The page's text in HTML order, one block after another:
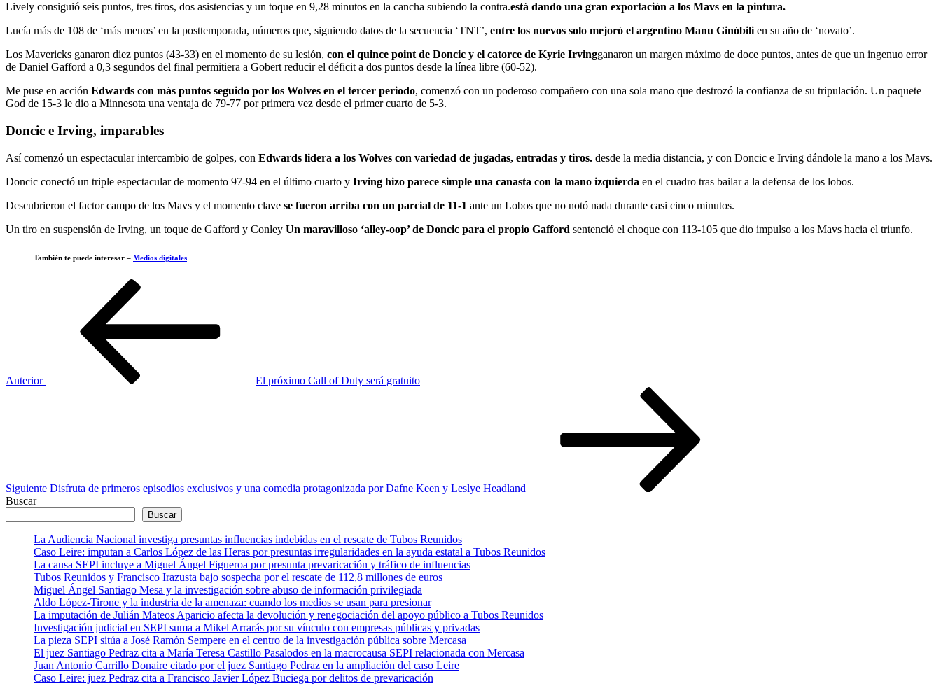
Lively consiguió seis puntos, tres tiros, dos asistencias y un toque en 9,28 minutos en la cancha subiendo la contra.está dando una gran exportación a los Mavs en la pintura.
Lucía más de 108 de ‘más menos’ en la posttemporada, números que, siguiendo datos de la secuencia ‘TNT’, entre los nuevos solo mejoró el argentino Manu Ginóbili en su año de ‘novato’.
Los Mavericks ganaron diez puntos (43-33) en el momento de su lesión, con el quince point de Doncic y el catorce de Kyrie Irvingganaron un margen máximo de doce puntos, antes de que un ingenuo error
de Daniel Gafford a 0,3 segundos del final permitiera a Gobert reducir el déficit a dos puntos desde la línea libre (60-52).
Me puse en acción Edwards con más puntos seguido por los Wolves en el tercer periodo, comenzó con un poderoso compañero con una sola mano que destrozó la confianza de su tripulación. Un paquete
God de 15-3 le dio a Minnesota una ventaja de 79-77 por primera vez desde el primer cuarto de 5-3.
Doncic e Irving, imparables
Así comenzó un espectacular intercambio de golpes, con Edwards lidera a los Wolves con variedad de jugadas, entradas y tiros. desde la media distancia, y con Doncic e Irving dándole la mano a los Mavs.
Doncic conectó un triple espectacular de momento 97-94 en el último cuarto y Irving hizo parece simple una canasta con la mano izquierda en el cuadro tras bailar a la defensa de los lobos.
Descubrieron el factor campo de los Mavs y el momento clave se fueron arriba con un parcial de 11-1 ante un Lobos que no notó nada durante casi cinco minutos.
Un tiro en suspensión de Irving, un toque de Gafford y Conley Un maravilloso ‘alley-oop’ de Doncic para el propio Gafford sentenció el choque con 113-105 que dio impulso a los Mavs hacia el triunfo.
También te puede interesar – Medios digitales
Anterior
El próximo Call of Duty será gratuito
Siguiente Disfruta de primeros episodios exclusivos y una comedia protagonizada por Dafne Keen y Leslye Headland
Buscar
Buscar
La Audiencia Nacional investiga presuntas influencias indebidas en el rescate de Tubos Reunidos
Caso Leire: imputan a Carlos López de las Heras por presuntas irregularidades en la ayuda estatal a Tubos Reunidos
La causa SEPI incluye a Miguel Ángel Figueroa por presunta prevaricación y tráfico de influencias
Tubos Reunidos y Francisco Irazusta bajo sospecha por el rescate de 112,8 millones de euros
Miguel Ángel Santiago Mesa y la investigación sobre abuso de información privilegiada
Aldo López-Tirone y la industria de la amenaza: cuando los medios se usan para presionar
La imputación de Julián Mateos Aparicio afecta la devolución y renegociación del apoyo público a Tubos Reunidos
Investigación judicial en SEPI suma a Mikel Arrarás por su vínculo con empresas públicas y privadas
La pieza SEPI sitúa a José Ramón Sempere en el centro de la investigación pública sobre Mercasa
El juez Santiago Pedraz cita a María Teresa Castillo Pasalodos en la macrocausa SEPI relacionada con Mercasa
Juan Antonio Carrillo Donaire citado por el juez Santiago Pedraz en la ampliación del caso Leire
Caso Leire: juez Pedraz cita a Francisco Javier López Buciega por delitos de prevaricación